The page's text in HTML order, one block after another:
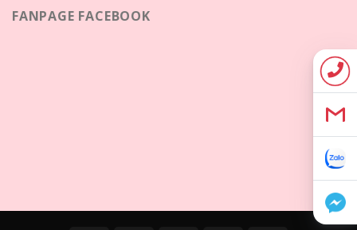
FANPAGE FACEBOOK